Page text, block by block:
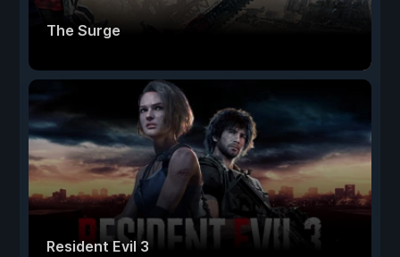
The Surge
Resident Evil 3